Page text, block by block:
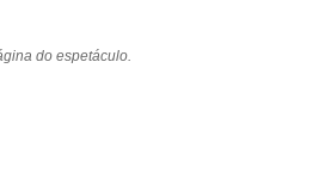
do espetáculo.